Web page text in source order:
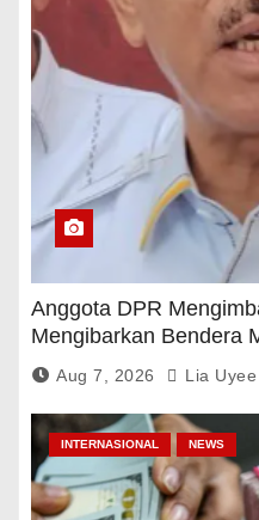
Anggota DPR
Mengibarkan Bendera
Tanda Rasa Terima
Aug 7, 2026 Lia Uyee
INTERNASIONAL NEWS